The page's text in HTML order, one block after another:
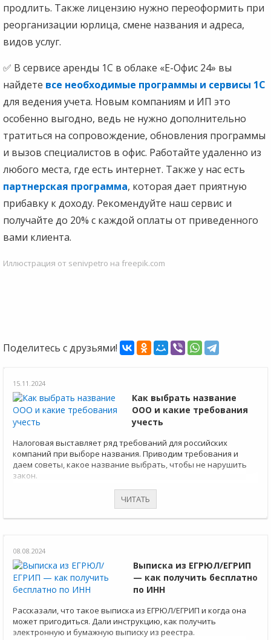
продлить. Также лицензию нужно переоформить при
реорганизации юрлица, смене названия и адреса,
видов услуг.
✅ В сервисе аренды 1С в облаке «Е-Офис 24» вы
найдете все необходимые программы и сервисы 1С
для ведения учета. Новым компаниям и ИП это
особенно выгодно, ведь не нужно дополнительно
тратиться на сопровождение, обновления программы
и вызов специалистов в офис. Работайте удаленно из
любого места, где есть интернет. Также у нас есть
партнерская программа, которая дает приятную
прибавку к доходу. Рекомендуйте наш сервис и
получайте до 20% с каждой оплаты от приведенного
вами клиента.
Иллюстрация от senivpetro на freepik.com
Поделитесь с друзьями!
15.11.2024
Как выбрать название
ООО и какие требования
учесть
Налоговая выставляет ряд требований для российских
компаний при выборе названия. Приводим требования и
даем советы, какое название выбрать, чтобы не нарушить
закон.
ЧИТАТЬ
08.08.2024
Выписка из ЕГРЮЛ/ЕГРИП
— как получить бесплатно
по ИНН
Рассказали, что такое выписка из ЕГРЮЛ/ЕГРИП и когда она
может пригодиться. Дали инструкцию, как получить
электронную и бумажную выписку из реестра.